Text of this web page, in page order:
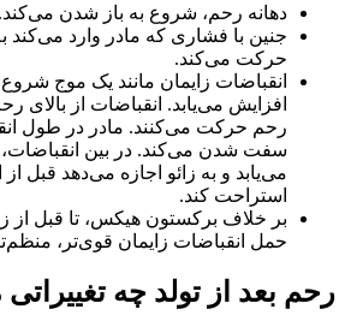
دهانه رحم، شروع به باز شدن می‌کند.
جنین با فشاری که مادر وارد می‌کند به
حرکت می‌کند.
انقباضات زایمان مانند یک موج شروع
افزایش می‌یابد. انقباضات از بالای
رحم حرکت می‌کنند. مادر در طول
سفت شدن می‌کند. در بین انقباضات،
می‌یابد و به زائو اجازه می‌دهد قبل از
استراحت کند.
بر خلاف برکستون هیکس، تا قبل از
حمل انقباضات زایمان قوی‌تر، منظم‌تر
بعد از تولد چه تغییراتی